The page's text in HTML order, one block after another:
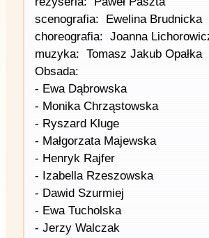
scenografia: Ewelina Brudnicka
choreografia: Joanna
muzyka: Tomasz Jakub Opałka
Obsada:
- Ewa Dąbrowska
- Monika Chrząstowska
- Ryszard Kluge
- Małgorzata Majewska
- Henryk Rajfer
- Izabella Rzeszowska
- Dawid Szurmiej
- Ewa Tucholska
- Jerzy Walczak